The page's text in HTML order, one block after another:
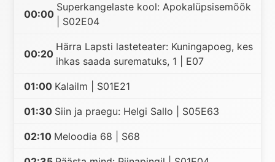
00:00
Superkangelaste kool: Apokalüpsisemõõk
| S02E04
00:20
Härra Lapsti lasteteater: Kuningapoeg, kes
ihkas saada surematuks, 1 | E07
01:00 Kalailm | S01E21
01:30 Siin ja praegu: Helgi Sallo | S05E63
02:10 Meloodia 68 | S68